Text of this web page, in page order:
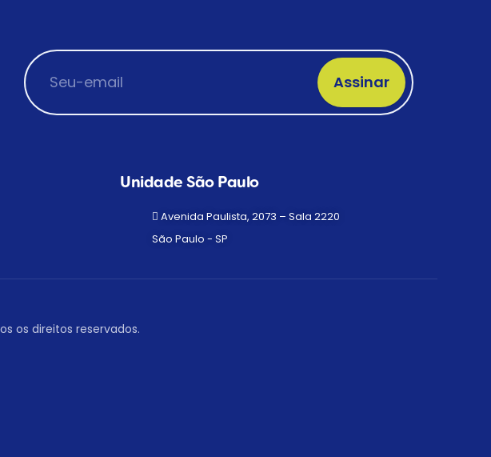
Assinar
Unidade São Paulo
Avenida Paulista, 2073 – Sala 2220
São Paulo - SP
os direitos reservados.